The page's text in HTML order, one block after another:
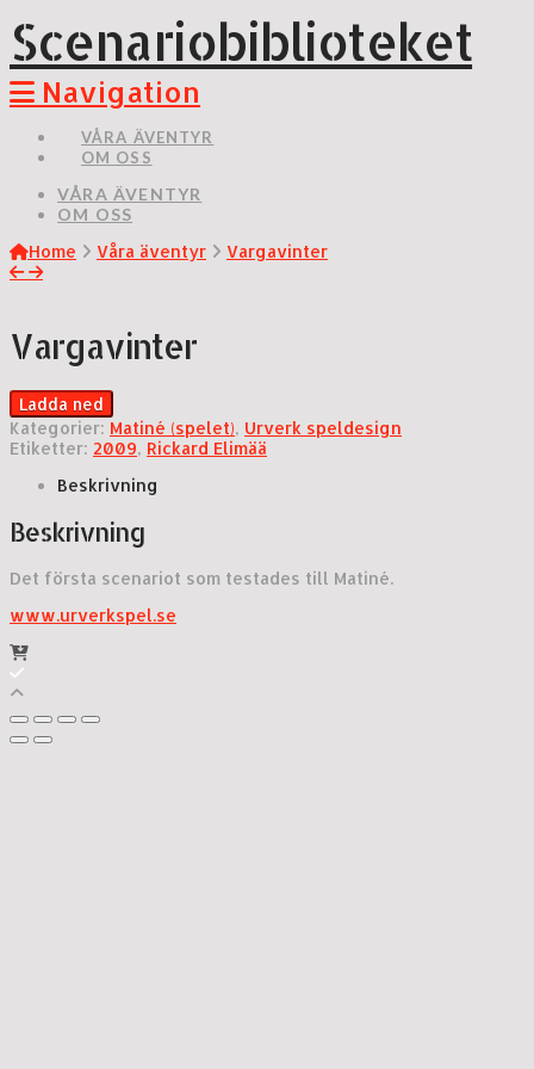
Scenariobiblioteket
Navigation
VÅRA ÄVENTYR
OM OSS
VÅRA ÄVENTYR
OM OSS
Home
Våra äventyr Vargavinter
Vargavinter
Ladda ned
Kategorier: Matiné (spelet), Urverk speldesign
Etiketter: 2009, Rickard Elimää
Beskrivning
Beskrivning
Det första scenariot som testades till Matiné.
www.urverkspel.se